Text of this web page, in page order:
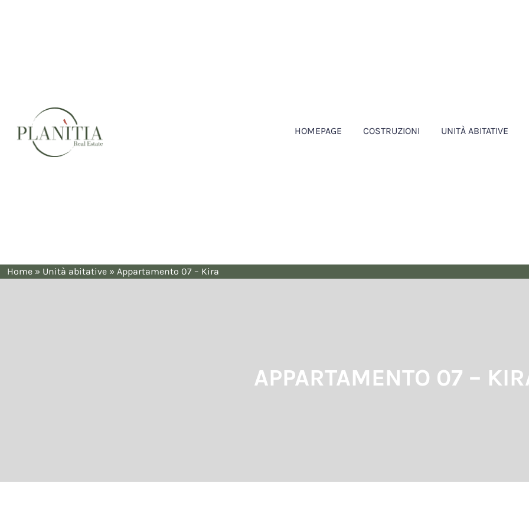
HOMEPAGE COSTRUZIONI UNITÀ ABITATIVE
Home » Unità abitative » Appartamento 07 – Kira
APPARTAMENTO 07 –